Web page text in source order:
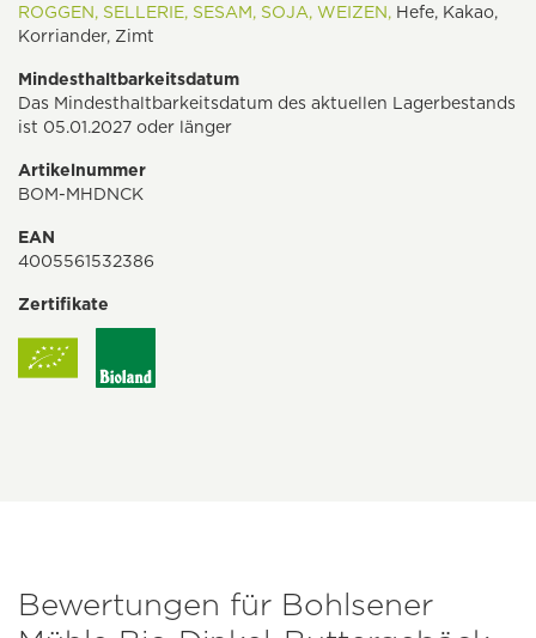
ROGGEN, SELLERIE, SESAM, SOJA, WEIZEN, Hefe, Kakao,
Korriander, Zimt
Mindesthaltbarkeitsdatum
Das Mindesthaltbarkeitsdatum des aktuellen Lagerbestands
ist 05.01.2027 oder länger
Artikelnummer
BOM-MHDNCK
EAN
4005561532386
Zertifikate
Bewertungen für Bohlsener